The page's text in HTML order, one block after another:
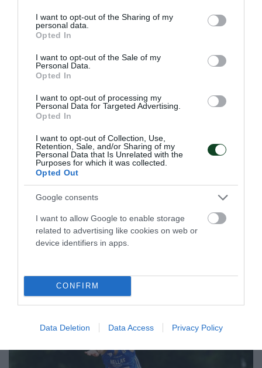
not limited to your visit or usage behaviour. You may click to
grant or deny consent to Google and its third-party tags to
use your data for below specified purposes in below Google
consent section.
I want to opt-out of the Sharing of my
personal data.
Opted In
I want to opt-out of the Sale of my
Personal Data.
Opted In
I want to opt-out of processing my
Personal Data for Targeted Advertising.
Opted In
I want to opt-out of Collection, Use,
Retention, Sale, and/or Sharing of my
Personal Data that Is Unrelated with the
Purposes for which it was collected.
Opted Out
Google consents
I want to allow Google to enable storage
related to advertising like cookies on web or
device identifiers in apps.
CONFIRM
Data Deletion Data Access Privacy Policy
Σαρωτική εμφάνιση και
«πράσινη» κυριαρχία του
Παναθηναϊκού στο Βύρωνα!
Ένα ονειρικό αγωνιστικό διήμερο ολοκληρώθηκε για το
σκοπευτικό τμήμα του Παναθηναϊκού στο Εθνικό
Σκοπευτήριο Βύρωνα.
14.06.2026 ΣΚΟΠΟΒΟΛΗ
ΤΕΛΕΥΤΑΙΑ ΝΕΑ